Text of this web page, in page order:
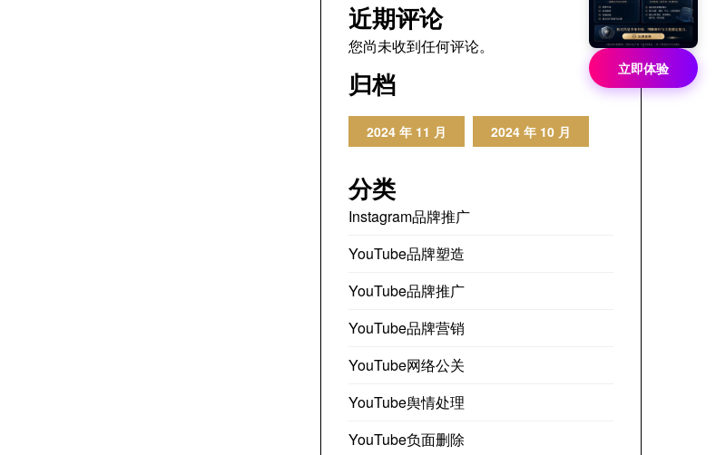
近期评论
您尚未收到任何评论。
归档
2024 年 11 月 2024 年 10 月
分类
Instagram品牌推广
YouTube品牌塑造
YouTube品牌推广
YouTube品牌营销
YouTube网络公关
YouTube舆情处理
YouTube负面删除
立即体验